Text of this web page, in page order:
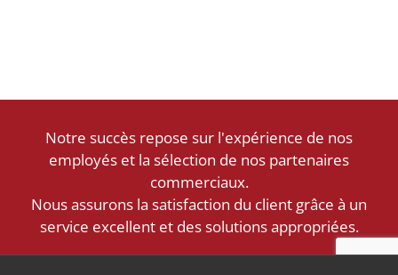
Notre succès repose sur l'expérience de nos
employés et la sélection de nos partenaires
commerciaux.
Nous assurons la satisfaction du client grâce à un
service excellent et des solutions appropriées.